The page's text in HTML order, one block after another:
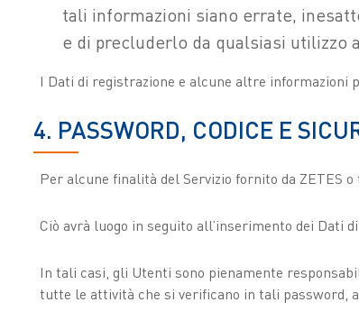
tali informazioni siano errate,
e di precluderlo da qualsiasi utilizzo
I Dati di registrazione e alcune altre informazioni
4. PASSWORD, CODICE E
Per alcune finalità del Servizio fornito da ZETES
Ciò avrà luogo in seguito all’inserimento dei Dati
In tali casi, gli Utenti sono pienamente
tutte le attività che si verificano in tali password,